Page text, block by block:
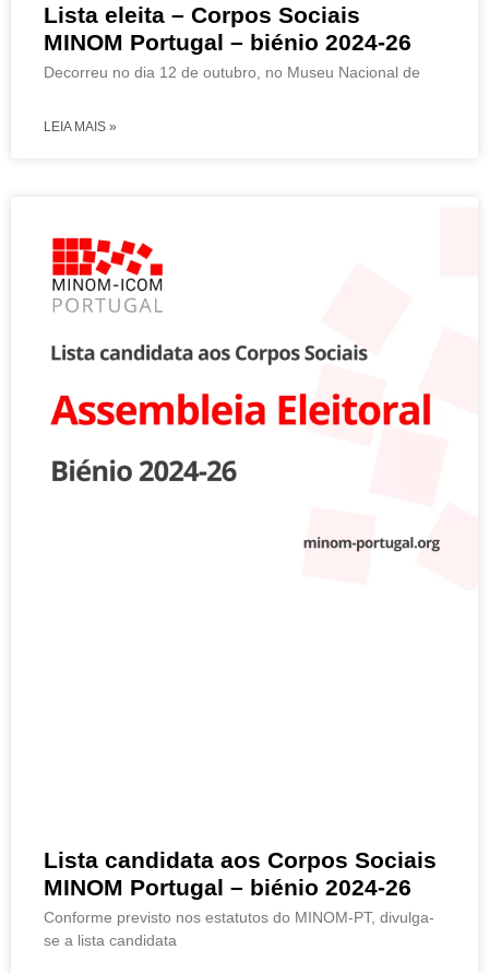
Lista eleita – Corpos Sociais
MINOM Portugal – biénio 2024-26
Decorreu no dia 12 de outubro, no Museu Nacional de
LEIA MAIS »
Lista candidata aos Corpos Sociais
MINOM Portugal – biénio 2024-26
Conforme previsto nos estatutos do MINOM-PT, divulga-
se a lista candidata